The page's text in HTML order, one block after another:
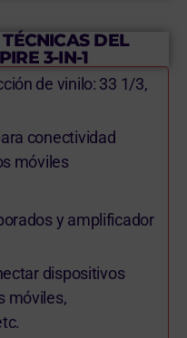
DEL
3-IN-1
de vinilo: 33 1/3,
conectividad
móviles
y amplificador
dispositivos
móviles,